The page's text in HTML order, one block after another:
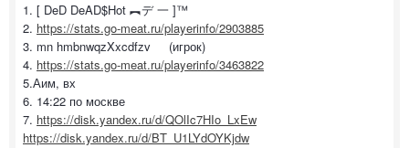
1. [ DeD DeAD$Hot ︻デ 一 ]™
2. https://stats.go-meat.ru/playerinfo/2903885
3. mn hmbnwqzXxcdfzv (игрок)
4. https://stats.go-meat.ru/playerinfo/3463822
5.Аим, вх
6. 14:22 по москве
7. https://disk.yandex.ru/d/QOlIc7HIo_LxEw
https://disk.yandex.ru/d/BT_U1LYdOYKjdw